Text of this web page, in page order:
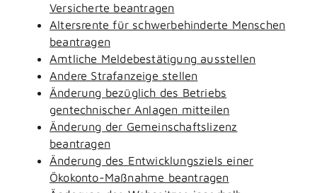
Versicherte beantragen
Altersrente für schwerbehinderte Menschen
beantragen
Amtliche Meldebestätigung ausstellen
Andere Strafanzeige stellen
Änderung bezüglich des Betriebs
gentechnischer Anlagen mitteilen
Änderung der Gemeinschaftslizenz
beantragen
Änderung des Entwicklungsziels einer
Ökokonto-Maßnahme beantragen